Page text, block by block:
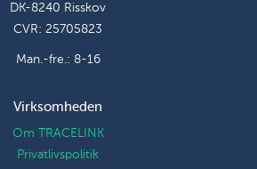
DK-8240 Risskov
CVR: 25705823
Man.-fre.: 8-16
Virksomheden
Om TRACELINK
Privatlivspolitik